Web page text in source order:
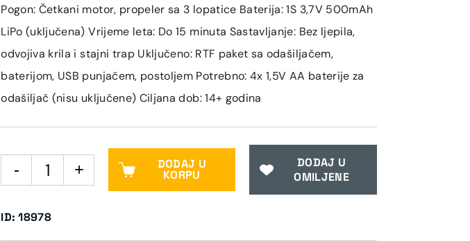
Pogon: Četkani motor, propeler sa 3 lopatice Baterija: 1S 3,7V 500mAh
LiPo (uključena) Vrijeme leta: Do 15 minuta Sastavljanje: Bez ljepila,
odvojiva krila i stajni trap Uključeno: RTF paket sa odašiljačem,
baterijom, USB punjačem, postoljem Potrebno: 4x 1,5V AA baterije za
odašiljač (nisu uključene) Ciljana dob: 14+ godina
DODAJ U
KORPU
DODAJ U
OMILJENE
ID: 18978